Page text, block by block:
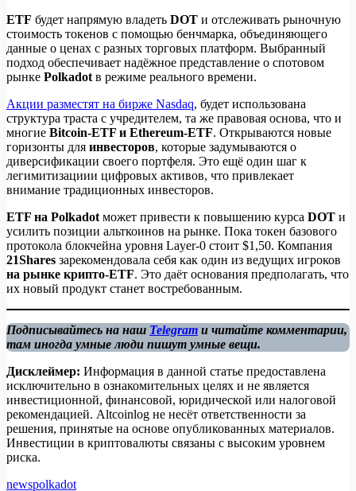
ETF будет напрямую владеть DOT и отслеживать рыночную
стоимость токенов с помощью бенчмарка, объединяющего
данные о ценах с разных торговых платформ. Выбранный
подход обеспечивает надёжное представление о спотовом
рынке Polkadot в режиме реального времени.
Акции разместят на бирже Nasdaq, будет использована
структура траста с учредителем, та же правовая основа, что и
многие Bitcoin-ETF и Ethereum-ETF. Открываются новые
горизонты для инвесторов, которые задумываются о
диверсификации своего портфеля. Это ещё один шаг к
легимитизациии цифровых активов, что привлекает
внимание традиционных инвесторов.
ETF на Polkadot может привести к повышению курса DOT и
усилить позиции альткоинов на рынке. Пока токен базового
протокола блокчейна уровня Layer-0 стоит $1,50. Компания
21Shares зарекомендовала себя как один из ведущих игроков
на рынке крипто-ETF. Это даёт основания предполагать, что
их новый продукт станет востребованным.
Подписывайтесь на наш Telegram и читайте комментарии,
там иногда умные люди пишут умные вещи.
Дисклеймер: Информация в данной статье предоставлена
исключительно в ознакомительных целях и не является
инвестиционной, финансовой, юридической или налоговой
рекомендацией. Altcoinlog не несёт ответственности за
решения, принятые на основе опубликованных материалов.
Инвестиции в криптовалюты связаны с высоким уровнем
риска.
newspolkadot